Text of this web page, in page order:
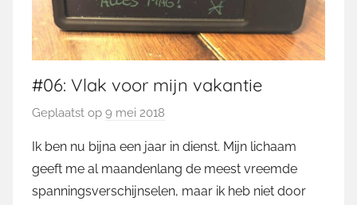
#06: Vlak voor mijn vakantie
Geplaatst op 9 mei 2018
o
r
M
Ik ben nu bijna een jaar in dienst. Mijn lichaam
geeft me al maandenlang de meest vreemde
spanningsverschijnselen, maar ik heb niet door